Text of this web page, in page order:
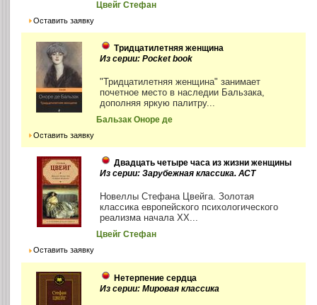
Цвейг Стефан
Оставить заявку
Тридцатилетняя женщина
Из серии: Pocket book
"Тридцатилетняя женщина" занимает
почетное место в наследии Бальзака,
дополняя яркую палитру...
Бальзак Оноре де
Оставить заявку
Двадцать четыре часа из жизни женщины
Из серии: Зарубежная классика. АСТ
Новеллы Стефана Цвейга. Золотая
классика европейского психологического
реализма начала ХХ...
Цвейг Стефан
Оставить заявку
Нетерпение сердца
Из серии: Мировая классика